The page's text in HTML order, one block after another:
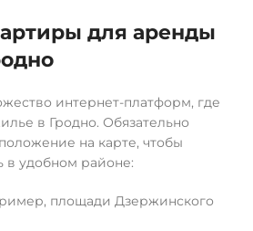
для аренды
интернет-платформ, где
в Гродно. Обязательно
на карте, чтобы
в удобном районе:
площади Дзержинского